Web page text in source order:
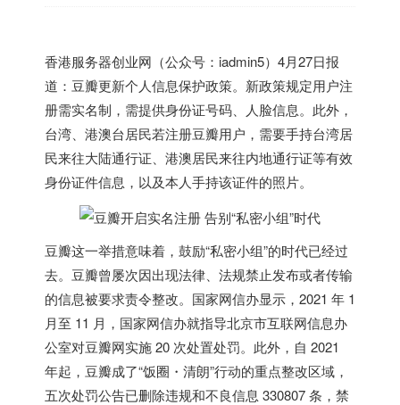
香港服务器创业网（公众号：iadmin5）4月27日报
道：豆瓣更新个人信息保护政策。新政策规定用户注
册需实名制，需提供身份证号码、人脸信息。此外，
台湾、港澳台居民若注册豆瓣用户，需要手持台湾居
民来往大陆通行证、港澳居民来往内地通行证等有效
身份证件信息，以及本人手持该证件的照片。
豆瓣这一举措意味着，鼓励“私密小组”的时代已经过
去。豆瓣曾屡次因出现法律、法规禁止发布或者传输
的信息被要求责令整改。国家网信办显示，2021 年 1
月至 11 月，国家网信办就指导北京市互联网信息办
公室对豆瓣网实施 20 次处置处罚。此外，自 2021
年起，豆瓣成了“饭圈・清朗”行动的重点整改区域，
五次处罚公告已删除违规和不良信息 330807 条，禁